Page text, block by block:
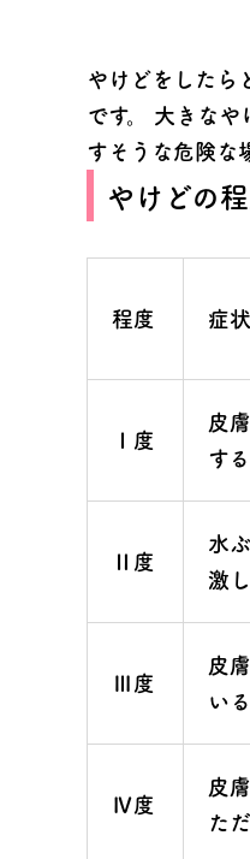
やけどをしたら
です。 大きな
すそうな危険な
やけどの
程度 症状
Ⅰ度
皮
する
Ⅱ度
水
激
Ⅲ度
皮
いる
Ⅳ度
皮
た